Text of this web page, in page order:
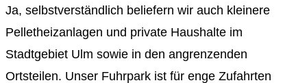
Ja, selbstverständlich beliefern wir auch kleinere
Pelletheizanlagen und private Haushalte im
Stadtgebiet Ulm sowie in den angrenzenden
Ortsteilen. Unser Fuhrpark ist für enge Zufahrten